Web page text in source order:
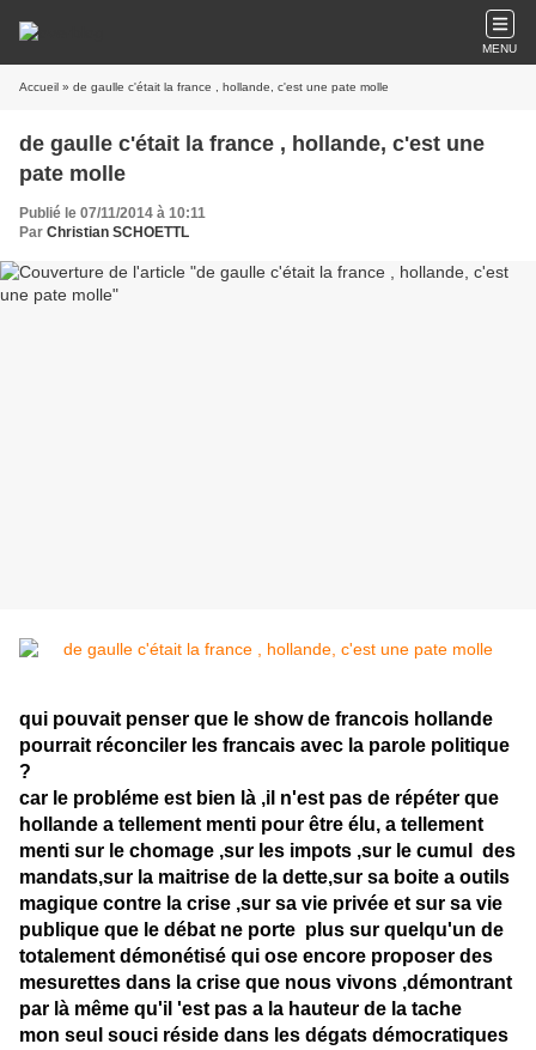
MENU
Accueil » de gaulle c'était la france , hollande, c'est une pate molle
de gaulle c'était la france , hollande, c'est une
pate molle
Publié le 07/11/2014 à 10:11
Par Christian SCHOETTL
qui pouvait penser que le show de francois hollande
pourrait réconciler les francais avec la parole politique
?
car le probléme est bien là ,il n'est pas de répéter que
hollande a tellement menti pour être élu, a tellement
menti sur le chomage ,sur les impots ,sur le cumul des
mandats,sur la maitrise de la dette,sur sa boite a outils
magique contre la crise ,sur sa vie privée et sur sa vie
publique que le débat ne porte plus sur quelqu'un de
totalement démonétisé qui ose encore proposer des
mesurettes dans la crise que nous vivons ,démontrant
par là même qu'il 'est pas a la hauteur de la tache
mon seul souci réside dans les dégats démocratiques